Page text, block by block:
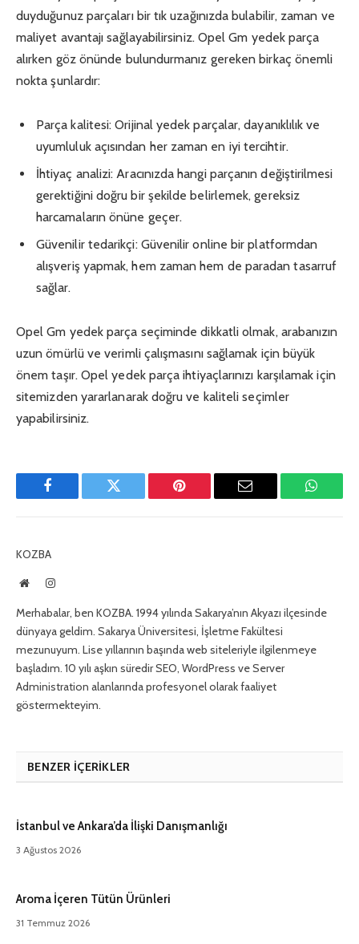
duyduğunuz parçaları bir tık uzağınızda bulabilir, zaman ve
maliyet avantajı sağlayabilirsiniz. Opel Gm yedek parça
alırken göz önünde bulundurmanız gereken birkaç önemli
nokta şunlardır:
Parça kalitesi: Orijinal yedek parçalar, dayanıklılık ve
uyumluluk açısından her zaman en iyi tercihtir.
İhtiyaç analizi: Aracınızda hangi parçanın değiştirilmesi
gerektiğini doğru bir şekilde belirlemek, gereksiz
harcamaların önüne geçer.
Güvenilir tedarikçi: Güvenilir online bir platformdan
alışveriş yapmak, hem zaman hem de paradan tasarruf
sağlar.
Opel Gm yedek parça seçiminde dikkatli olmak, arabanızın
uzun ömürlü ve verimli çalışmasını sağlamak için büyük
önem taşır. Opel yedek parça ihtiyaçlarınızı karşılamak için
sitemizden yararlanarak doğru ve kaliteli seçimler
yapabilirsiniz.
Facebook Twitter Pinterest
E-
KOZBA
WebsiteInstagram
Merhabalar, ben KOZBA. 1994 yılında Sakarya’nın Akyazı ilçesinde
dünyaya geldim. Sakarya Üniversitesi, İşletme Fakültesi
mezunuyum. Lise yıllarının başında web siteleriyle ilgilenmeye
başladım. 10 yılı aşkın süredir SEO, WordPress ve Server
Administration alanlarında profesyonel olarak faaliyet
göstermekteyim.
BENZER İÇERIKLER
İstanbul ve Ankara’da İlişki Danışmanlığı
3 Ağustos 2026
Aroma İçeren Tütün Ürünleri
31 Temmuz 2026